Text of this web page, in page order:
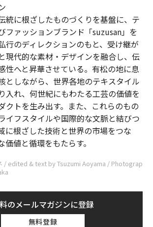
統に根ざしたものづくりを基盤に、テ
ファッションブランド「suzusan」を
行のディレクションのもと、受け継が
現代的な素材・デザインを融合し、伝
性へと昇華させている。有松の地に息
としながら、世界各地のテキスタイル
入れ、何世紀にもわたる工芸の価値を
クトを生み出す。また、これらのもの
イフスタイルや国際的な文脈と結びつ
に根ざした技術と世界の市場をつな
価値と循環をもたらす。
/ edited & text by Tsuzumi Aoyama / Photograp
のメールマガジンに登録
無料登録